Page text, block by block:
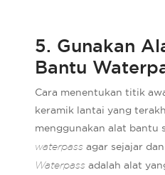
5. Gunakan
Bantu
Cara menentukan titik
keramik lantai yang
menggunakan alat bantu
waterpassagar sejajar
Waterpassadalah alat